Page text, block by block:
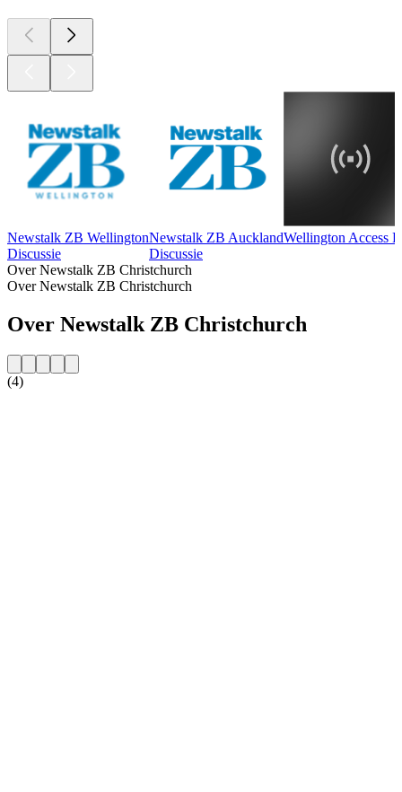
Newstalk ZB Wellington
Discussie
Newstalk ZB Auckland
Discussie
Wellington Access
Over Newstalk ZB Christchurch
Over Newstalk ZB Christchurch
Over Newstalk ZB Christchurch
(4)